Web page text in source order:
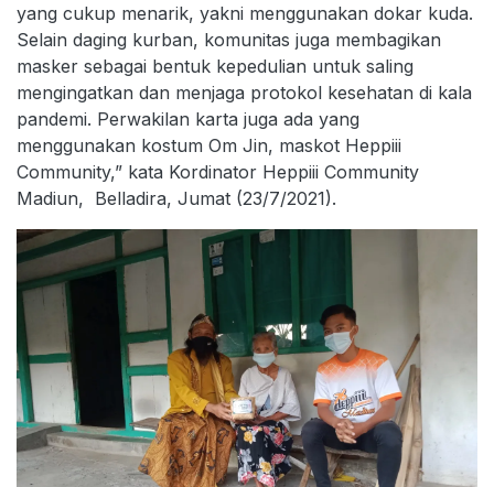
yang cukup menarik, yakni menggunakan dokar kuda.
Selain daging kurban, komunitas juga membagikan
masker sebagai bentuk kepedulian untuk saling
mengingatkan dan menjaga protokol kesehatan di kala
pandemi. Perwakilan karta juga ada yang
menggunakan kostum Om Jin, maskot Heppiii
Community,” kata Kordinator Heppiii Community
Madiun, Belladira, Jumat (23/7/2021).